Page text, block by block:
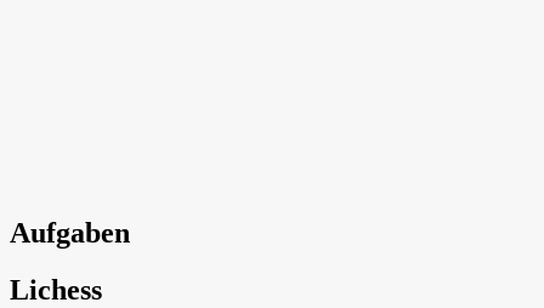
Aufgaben
Lichess